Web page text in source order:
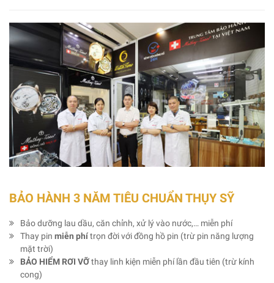
BẢO HÀNH 3 NĂM TIÊU CHUẨN THỤY SỸ
Bảo dưỡng lau dầu, căn chỉnh, xử lý vào nước,… miễn phí
Thay pin miễn phítrọn đời với đồng hồ pin (trừ pin năng lượng
mặt trời)
BẢO HIỂM RƠI VỠthay linh kiện miễn phí lần đầu tiên (trừ kính
cong)